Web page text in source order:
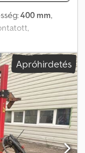
400 mm,
támasztóláb/
ekeelemek,
ügyfél.
Apróhirdetés